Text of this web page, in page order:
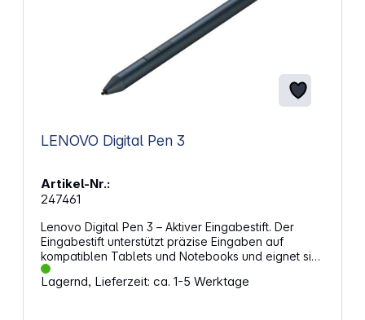
LENOVO Digital Pen 3
Artikel-Nr.:
247461
Lenovo Digital Pen 3 – Aktiver Eingabestift. Der
Eingabestift unterstützt präzise Eingaben auf
kompatiblen Tablets und Notebooks und eignet sich
für Schreiben, Markieren und Zeichnen. Mit seiner
hohen Druckauflösung lassen sich Linien und
Lagernd, Lieferzeit: ca. 1-5 Werktage